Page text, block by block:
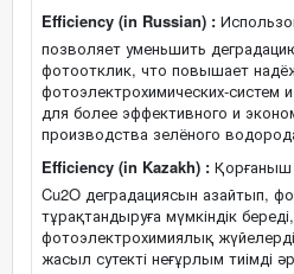
Efficiency (in Russian) :
позволяет уменьшить
фотоотклик, что повышает
фотоэлектрохимических-систем
для более эффективного и
производства зелёного
Efficiency (in Kazakh) :
Cu2O деградациясын азайтып,
тұрақтандыруға мүмкіндік
фотоэлектрохимиялық
жасыл сутекті неғұрлым тиімді